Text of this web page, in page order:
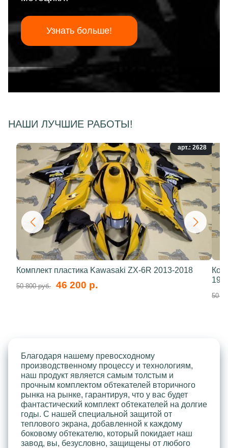
Узнать больше!
НАШИ ЛУЧШИЕ РАБОТЫ!
арт.: 2628
Комплект пластика Kawasaki ZX-6R 2013-2018
50 800 руб. 46 200 р.
50
Благодаря нашему превосходному
производственному процессу и технологиям,
наш продукт является самым толстым и
прочным комплектом обтекателей вторичного
рынка на рынке, гарантируя, что у вас будет
фантастический комплект обтекателей на долгие
годы. С нашей специальной защитой от
теплового экрана, добавленной к каждому
боковому обтекателю, который покидает наш
завод, вы, безусловно, защищены от любого